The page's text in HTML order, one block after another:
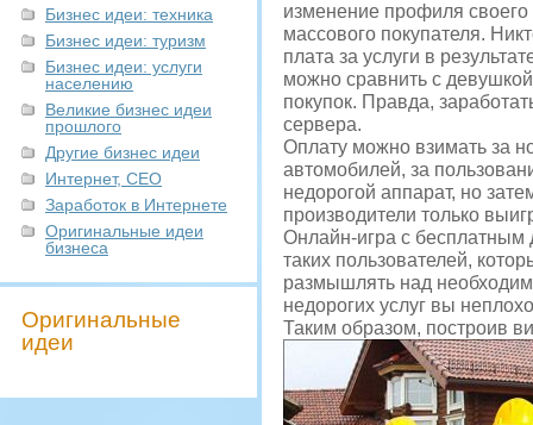
Бизнес идеи: техника
Бизнес идеи: туризм
Бизнес идеи: услуги
населению
Великие бизнес идеи
прошлого
Другие бизнес идеи
Интернет, СЕО
Заработок в Интернете
Оригинальные идеи
бизнеса
Оригинальные
идеи
изменение профиля
массового покупателя.
плата за услуги в
можно сравнить с
покупок. Правда,
сервера.
Оплату можно взимать за
автомобилей, за
недорогой аппарат, но
производители только
Онлайн-игра с бесплатным
таких пользователей,
размышлять над
недорогих услуг вы
Таким образом, построив